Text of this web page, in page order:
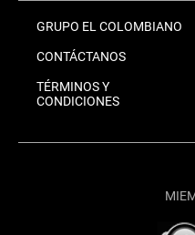
GRUPO EL COLOMBIANO
CONTÁCTANOS
TÉRMINOS Y
CONDICIONES